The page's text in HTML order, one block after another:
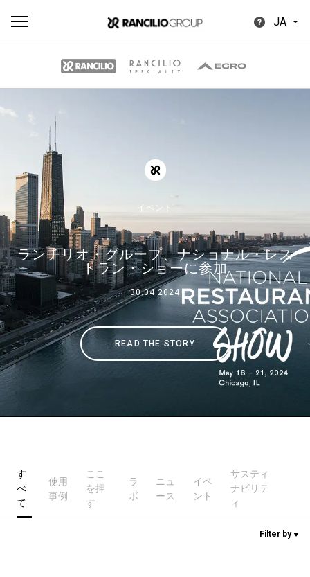
JA
イベント
ランチリオ・グループ、ナショナル・レス
トラン・ショーに参加
30.04.2024
READ THE STORY
す
べ
て
使用
事例
ここ
を押
す
ラ
ボ
ニュ
ース
イベ
ント
サスティ
ナビリテ
ィ
Filter by
て
Our brands
グループ
ニュース
サスティナビリティ